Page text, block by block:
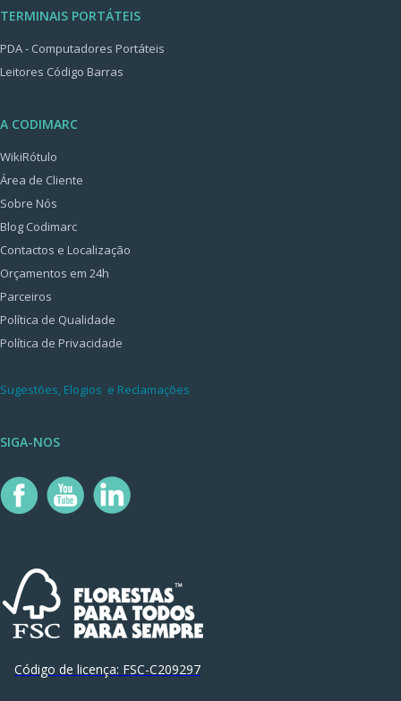
TERMINAIS PORTÁTEIS
PDA - Computadores Portáteis
Leitores Código Barras
A CODIMARC
WikiRótulo
Área de Cliente
Sobre Nós
Blog Codimarc
Contactos e Localização
Orçamentos em 24h
Parceiros
Política de Qualidade
Política de Privacidade
Sugestões, Elogios e Reclamações
SIGA-NOS
Código de licença: FSC-C209297